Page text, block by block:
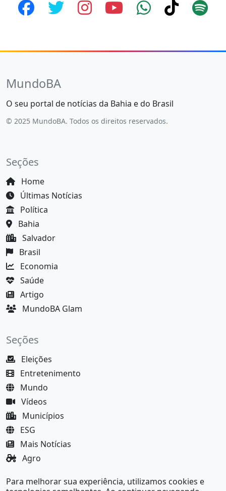
MundoBA
O seu portal de notícias da Bahia e do Brasil
© 2025 MundoBA. Todos os direitos reservados.
Seções
Home
Últimas Notícias
Política
Bahia
Salvador
Brasil
Economia
Saúde
Artigo
MundoBA Glam
Seções
Eleições
Entretenimento
Mundo
Vídeos
Municípios
ESG
Mais Notícias
Agro
MundoBA Black
Para melhorar sua experiência, utilizamos cookies e